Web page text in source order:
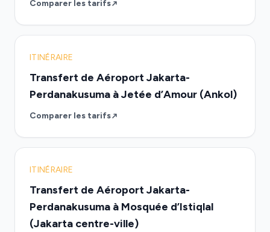
Comparer les tarifs
ITINÉRAIRE
Transfert de Aéroport Jakarta-
Perdanakusuma à Jetée d’Amour (Ankol)
Comparer les tarifs
ITINÉRAIRE
Transfert de Aéroport Jakarta-
Perdanakusuma à Mosquée d’Istiqlal
(Jakarta centre-ville)